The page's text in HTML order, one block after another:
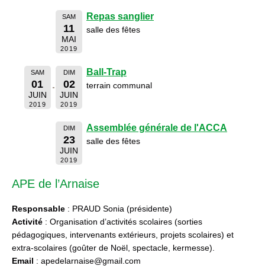
SAM
11
MAI
2019
Repas sanglier
salle des fêtes
SAM
01
JUIN
2019
DIM
02
JUIN
2019
Ball-Trap
terrain communal
DIM
23
JUIN
2019
Assemblée générale de l'ACCA
salle des fêtes
APE de l’Arnaise
Responsable : PRAUD Sonia (présidente)
Activité : Organisation d’activités scolaires (sorties
pédagogiques, intervenants extérieurs, projets scolaires) et
extra-scolaires (goûter de Noël, spectacle, kermesse).
Email : apedelarnaise@gmail.com